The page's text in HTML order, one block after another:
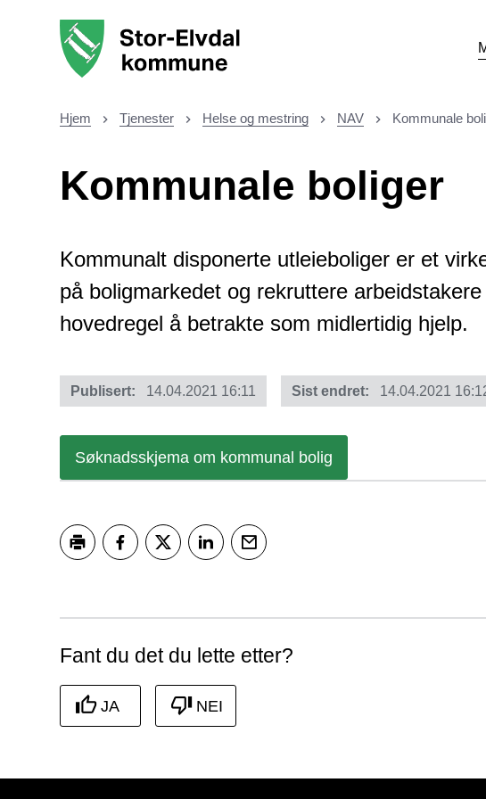
Stor-Elvdal kommune
Du er her:
Hjem Tjenester Helse og mestring NAV Kommunale
Kommunale boliger
Kommunalt disponerte utleieboliger er et
på boligmarkedet og rekruttere
hovedregel å betrakte som midlertidig hjelp.
Publisert 14.04.2021 16:11 Sist endret 14.04.2021
Søknadsskjema om kommunal bolig
Fant du det du lette etter?
JA NEI